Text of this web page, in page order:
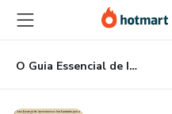
para
conteúdo
principal
para
pagamento
para
rodapé
O Guia Essencial de Investimentos: Seu Caminho para a Prosperidade Financeira